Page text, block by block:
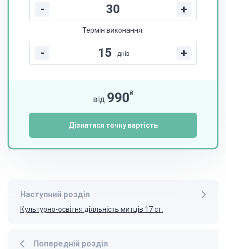
- +
Термін виконання:
- днів +
від 990₴
Дізнатися точну вартість
Попередній розділ
Наступний розділ
Культурно-освітня діяльність митців 17 ст.